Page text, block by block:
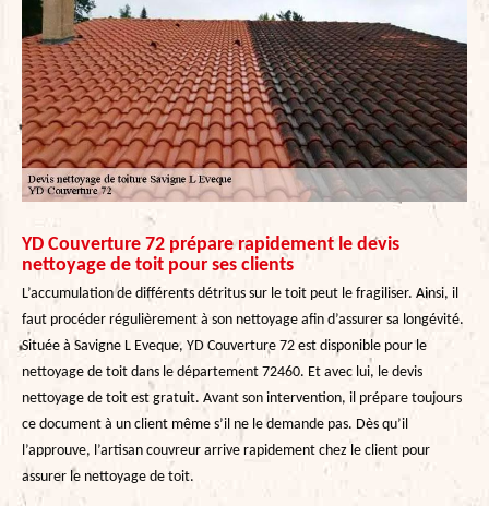
YD Couverture 72 prépare rapidement le devis
nettoyage de toit pour ses clients
L’accumulation de différents détritus sur le toit peut le fragiliser. Ainsi, il
faut procéder régulièrement à son nettoyage afin d’assurer sa longévité.
Située à Savigne L Eveque, YD Couverture 72 est disponible pour le
nettoyage de toit dans le département 72460. Et avec lui, le devis
nettoyage de toit est gratuit. Avant son intervention, il prépare toujours
ce document à un client même s’il ne le demande pas. Dès qu’il
l’approuve, l’artisan couvreur arrive rapidement chez le client pour
assurer le nettoyage de toit.